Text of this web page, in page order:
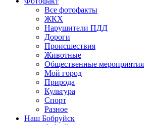
Все фотофакты
ЖКХ
Нарушители ПДД
Дороги
Происшествия
Животные
Общественные мероприятия
Мой город
Природа
Культура
Спорт
Разное
Наш Бобруйск